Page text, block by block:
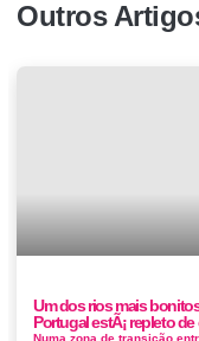
Outros
Um dos rios mais
Portugal estÃ¡ repleto